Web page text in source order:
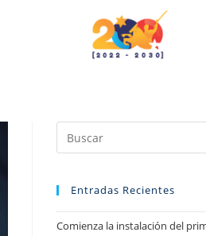
Entradas Recientes
Comienza la instalación del